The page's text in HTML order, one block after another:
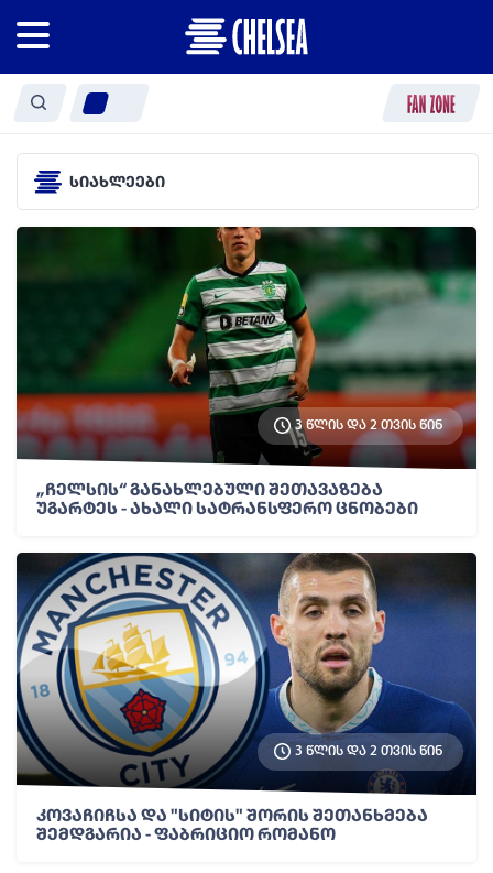
სიახლეები
3 წლის და 2 თვის წინ
„ჩელსის“ განახლებული შეთავაზება
უგარტეს - ახალი სატრანსფერო ცნობები
3 წლის და 2 თვის წინ
კოვაჩიჩსა და "სიტის" შორის შეთანხმება
შემდგარია - ფაბრიციო რომანო